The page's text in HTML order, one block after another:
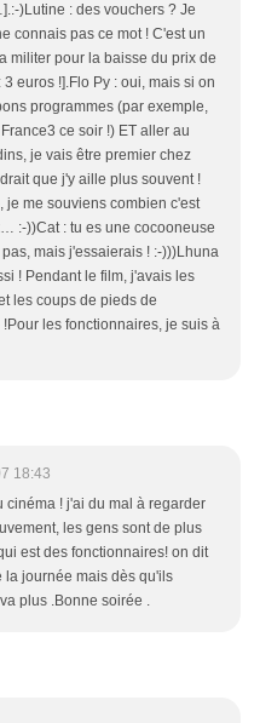
)Lutine : des vouchers ? Je
connais pas ce mot ! C'est un
militer pour la baisse du prix de
euros !].Flo Py : oui, mais si on
programmes (par exemple,
ce soir !) ET aller au
je vais être premier chez
que j'y aille plus souvent !
je me souviens combien c'est
:-))Cat : tu es une cocooneuse
mais j'essaierais ! :-)))Lhuna
! Pendant le film, j'avais les
les coups de pieds de
les fonctionnaires, je suis à
18:43
! j'ai du mal à regarder
les gens sont de plus
est des fonctionnaires! on dit
la journée mais dès qu'ils
plus .Bonne soirée .